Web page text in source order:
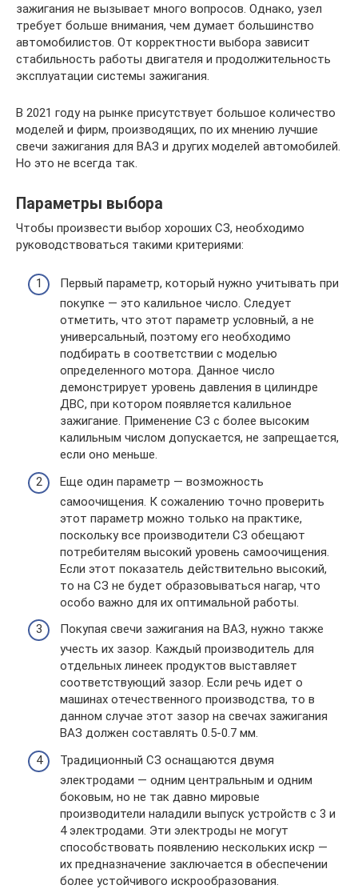
зажигания не вызывает много вопросов. Однако, узел
требует больше внимания, чем думает большинство
автомобилистов. От корректности выбора зависит
стабильность работы двигателя и продолжительность
эксплуатации системы зажигания.
В 2021 году на рынке присутствует большое количество
моделей и фирм, производящих, по их мнению лучшие
свечи зажигания для ВАЗ и других моделей автомобилей.
Но это не всегда так.
Параметры выбора
Чтобы произвести выбор хороших СЗ, необходимо
руководствоваться такими критериями:
Первый параметр, который нужно учитывать при
покупке — это калильное число. Следует
отметить, что этот параметр условный, а не
универсальный, поэтому его необходимо
подбирать в соответствии с моделью
определенного мотора. Данное число
демонстрирует уровень давления в цилиндре
ДВС, при котором появляется калильное
зажигание. Применение СЗ с более высоким
калильным числом допускается, не запрещается,
если оно меньше.
Еще один параметр — возможность
самоочищения. К сожалению точно проверить
этот параметр можно только на практике,
поскольку все производители СЗ обещают
потребителям высокий уровень самоочищения.
Если этот показатель действительно высокий,
то на СЗ не будет образовываться нагар, что
особо важно для их оптимальной работы.
Покупая свечи зажигания на ВАЗ, нужно также
учесть их зазор. Каждый производитель для
отдельных линеек продуктов выставляет
соответствующий зазор. Если речь идет о
машинах отечественного производства, то в
данном случае этот зазор на свечах зажигания
ВАЗ должен составлять 0.5-0.7 мм.
Традиционный СЗ оснащаются двумя
электродами — одним центральным и одним
боковым, но не так давно мировые
производители наладили выпуск устройств с 3 и
4 электродами. Эти электроды не могут
способствовать появлению нескольких искр —
их предназначение заключается в обеспечении
более устойчивого искрообразования.